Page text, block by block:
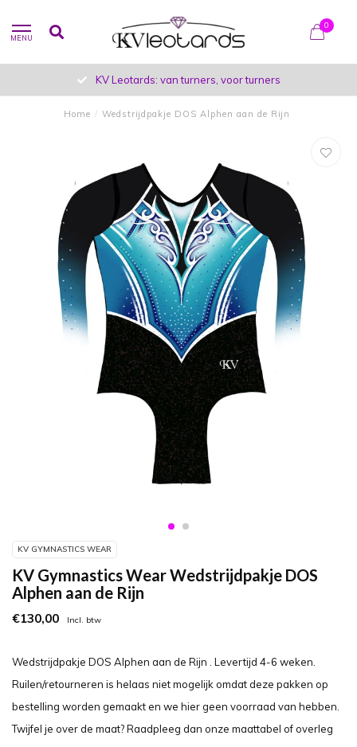
MENU
0
KV Leotards: van turners, voor turners
Home / Wedstrijdpakje DOS Alphen aan de Rijn
KV GYMNASTICS WEAR
KV Gymnastics Wear Wedstrijdpakje DOS
Alphen aan de Rijn
€130,00 Incl. btw
Wedstrijdpakje DOS Alphen aan de Rijn . Levertijd 4-6 weken.
Ruilen/retourneren is helaas niet mogelijk omdat deze pakken op
bestelling worden gemaakt en we hier geen voorraad van hebben.
Twijfel je over de maat? Raadpleeg dan onze maattabel of overleg